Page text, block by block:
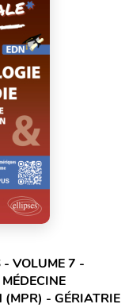
- VOLUME 7 -
(MPR) - GÉRIATRIE